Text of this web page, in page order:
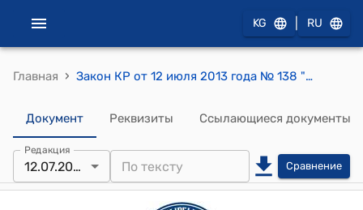
KG RU
Главная › Закон КР от 12 июля 2013 года № 138 "О ратификации Письма-соглашения между Кыргызской Республикой и Международной ассоциацией развития по софинансированию "Второго проекта сельского водоснабжения и санитарии" (№ TF 013105), подписанного 26 февраля 2013 года в городе Бишкек"
Документ Реквизиты Ссылающиеся документы
Редакция
12.07.2013 Сравнение